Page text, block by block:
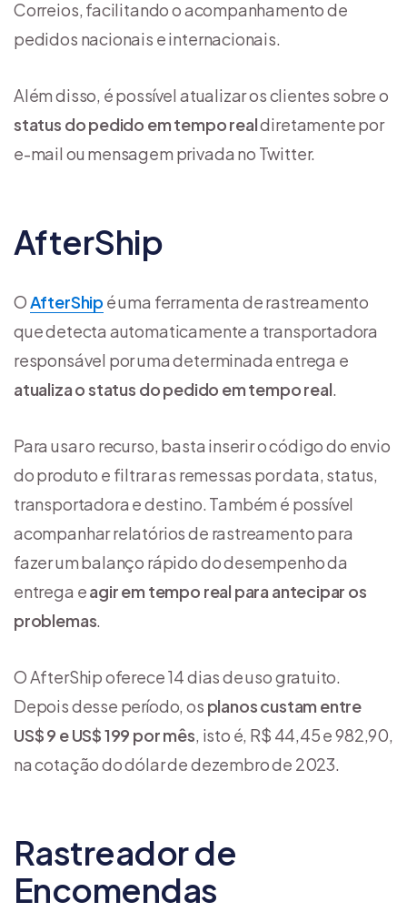
Correios, facilitando o acompanhamento de
pedidos nacionais e internacionais.
Além disso, é possível atualizar os clientes sobre o
status do pedido em tempo realdiretamente por
e-mail ou mensagem privada no Twitter.
AfterShip
OAfterShip é uma ferramenta de rastreamento
que detecta automaticamente a transportadora
responsável por uma determinada entrega e
atualiza o status do pedido em tempo real.
Para usar o recurso, basta inserir o código do envio
do produto e filtrar as remessas por data, status,
transportadora e destino. Também é possível
acompanhar relatórios de rastreamento para
fazer um balanço rápido do desempenho da
entrega eagir em tempo real para antecipar os
problemas.
O AfterShip oferece 14 dias de uso gratuito.
Depois desse período, os planos custam entre
US$ 9 e US$ 199 por mês, isto é, R$ 44,45 e 982,90,
na cotação do dólar de dezembro de 2023.
Rastreador de
Encomendas